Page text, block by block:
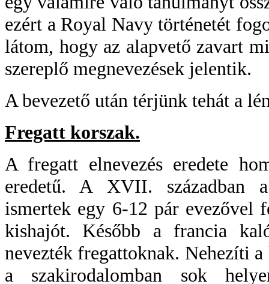
ezért a Royal Navy történetét
látom, hogy az alapvető zavart
szereplő megnevezések jelentik.
A bevezető után térjünk tehát a
Fregatt korszak.
A fregatt elnevezés eredete
eredetű. A XVII. században
ismertek egy 6-12 pár evezővel
kishajót. Később a francia
nevezték fregattoknak. Nehezíti
a szakirodalomban sok